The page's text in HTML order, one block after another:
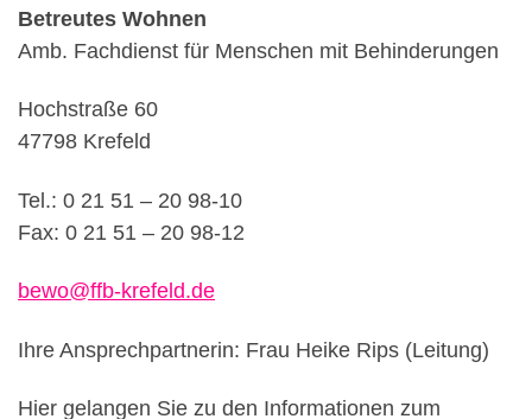
Betreutes Wohnen
Amb. Fachdienst für Menschen mit Behinderungen
Hochstraße 60
47798 Krefeld
Tel.: 0 21 51 – 20 98-10
Fax: 0 21 51 – 20 98-12
bewo@ffb-krefeld.de
Ihre Ansprechpartnerin: Frau Heike Rips (Leitung)
Hier gelangen Sie zu den Informationen zum